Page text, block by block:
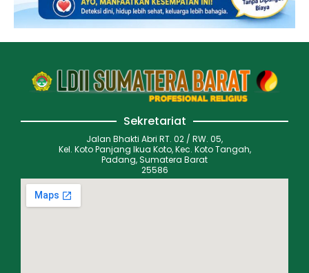
Sekretariat
Jalan Bhakti Abri RT. 02 / RW. 05,
Kel. Koto Panjang Ikua Koto, Kec. Koto Tangah,
Padang, Sumatera Barat
25586